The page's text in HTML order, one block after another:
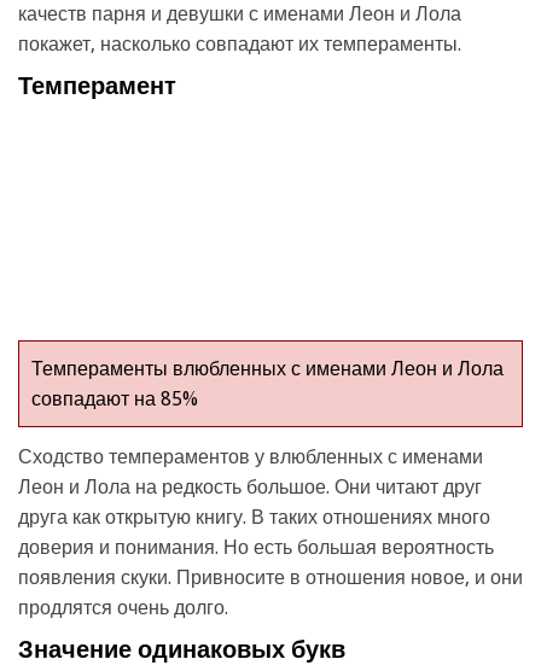
качеств парня и девушки с именами Леон и Лола
покажет, насколько совпадают их темпераменты.
Темперамент
Темпераменты влюбленных с именами Леон и Лола
совпадают на 85%
Сходство темпераментов у влюбленных с именами
Леон и Лола на редкость большое. Они читают друг
друга как открытую книгу. В таких отношениях много
доверия и понимания. Но есть большая вероятность
появления скуки. Привносите в отношения новое, и они
продлятся очень долго.
Значение одинаковых букв